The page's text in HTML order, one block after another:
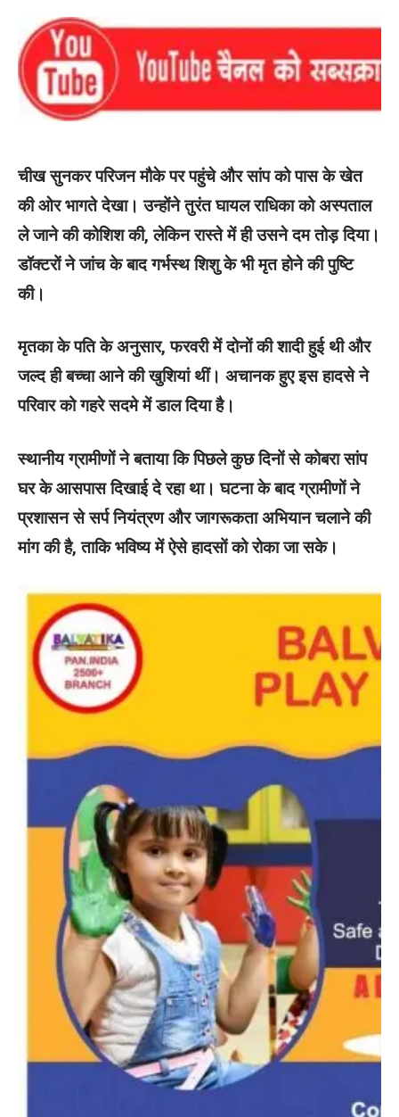
चीख सुनकर परिजन मौके पर पहुंचे और सांप को पास के खेत
की ओर भागते देखा। उन्होंने तुरंत घायल राधिका को अस्पताल
ले जाने की कोशिश की, लेकिन रास्ते में ही उसने दम तोड़ दिया।
डॉक्टरों ने जांच के बाद गर्भस्थ शिशु के भी मृत होने की पुष्टि
की।
मृतका के पति के अनुसार, फरवरी में दोनों की शादी हुई थी और
जल्द ही बच्चा आने की खुशियां थीं। अचानक हुए इस हादसे ने
परिवार को गहरे सदमे में डाल दिया है।
स्थानीय ग्रामीणों ने बताया कि पिछले कुछ दिनों से कोबरा सांप
घर के आसपास दिखाई दे रहा था। घटना के बाद ग्रामीणों ने
प्रशासन से सर्प नियंत्रण और जागरूकता अभियान चलाने की
मांग की है, ताकि भविष्य में ऐसे हादसों को रोका जा सके।